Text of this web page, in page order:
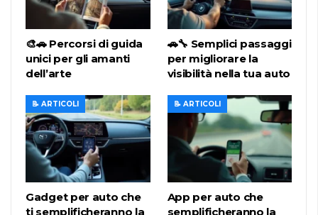
🎨🚗 Percorsi di guida
unici per gli amanti
dell’arte
🚗🔧 Semplici passaggi
per migliorare la
visibilità nella tua auto
📝 ARTICOLI
Gadget per auto che
ti semplificheranno la
📝 ARTICOLI
App per auto che
semplificheranno la